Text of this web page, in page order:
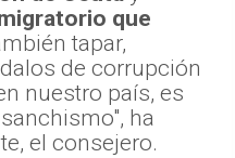
que
tapar,
de corrupción
nuestro país, es
ha
el consejero.